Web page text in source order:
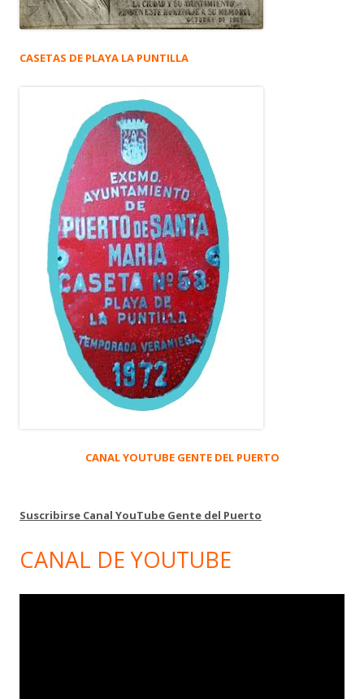
CASETAS DE PLAYA LA PUNTILLA
CANAL YOUTUBE GENTE DEL PUERTO
Suscribirse Canal YouTube Gente del Puerto
CANAL DE YOUTUBE